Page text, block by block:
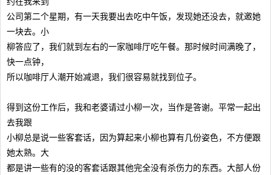
公司第二个星期，有一天我要出去吃中午饭，发现她还没去，就邀她
一块去。小
柳答应了，我们就到左右的一家咖啡厅吃午餐。那时候时间满晚了，
快一点钟，
所以咖啡厅人潮开始减退，我们很容易就找到位子。
得到这份工作后，我和老婆请过小柳一次，当作是答谢。平常一起出
去我跟
小柳总是说一些客套话，因为算起来小柳也算有几份姿色，不方便跟
她太熟。大
都是讲一些有的没的客套话跟其他完全没有杀伤力的东西。大部人份